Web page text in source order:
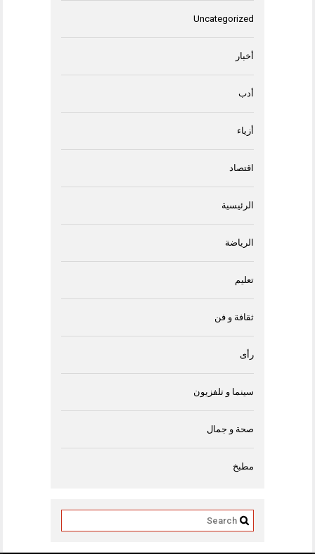
Uncategorized
أخبار
أدب
أزياء
اقتصاد
الرئيسية
الرياضة
تعليم
ثقافة و فن
رأى
سينما و تلفزيون
صحة و جمال
مطبخ